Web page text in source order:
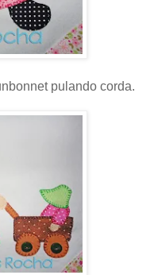
pulando corda.